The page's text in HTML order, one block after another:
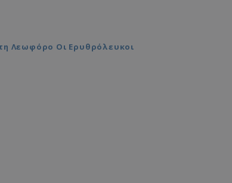
Λεωφόρο Οι Ερυθρόλευκοι